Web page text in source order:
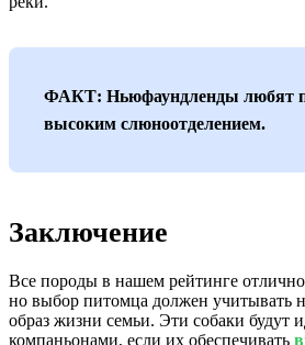
ФАКТ: Ньюфаундленды любят
высоким слюноотделением.
Заключение
Все породы в нашем рейтинге
но выбор питомца должен учитывать
образ жизни семьи. Эти собаки будут
компаньонами, если их обеспечивать